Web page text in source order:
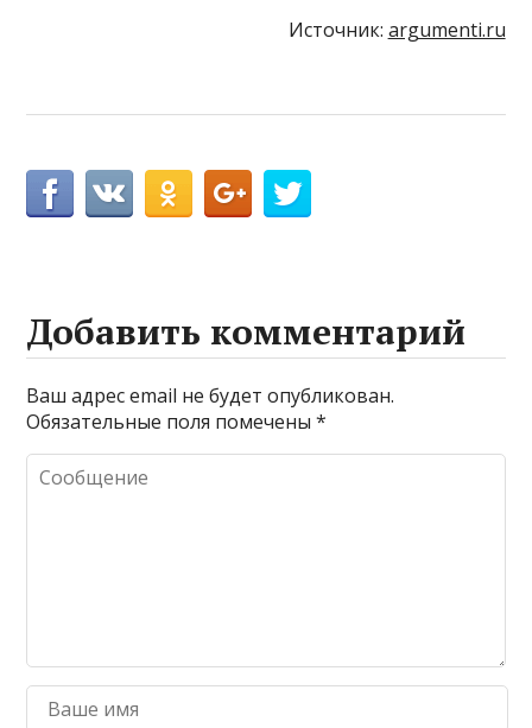
Источник: argumenti.ru
Добавить комментарий
Ваш адрес email не будет опубликован.
Обязательные поля помечены*